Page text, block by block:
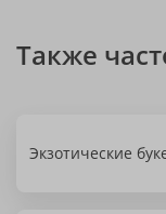
Также
Экзотические